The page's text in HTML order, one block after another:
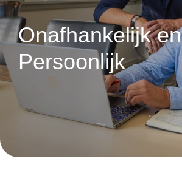
Onafhankelijk en
Persoonlijk